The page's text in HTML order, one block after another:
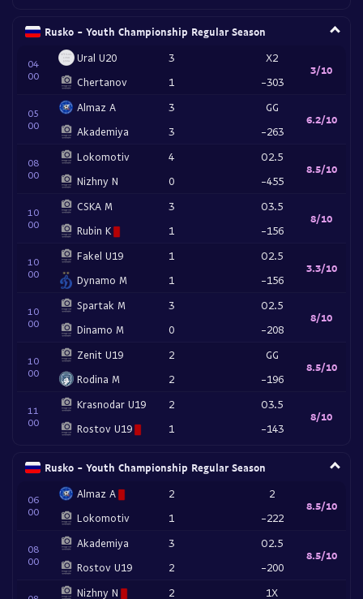
Rusko - Youth Championship Regular Season
04
00
Ural U20
Chertanov
3
1
X2
-303
3/10
05
00
Almaz A
Akademiya
3
3
GG
-263
6.2/10
08
00
Lokomotiv
Nizhny N
4
0
O2.5
-455
8.5/10
10
00
CSKA M
Rubin K
3
1
O3.5
-156
8/10
10
00
Fakel U19
Dynamo M
1
1
O2.5
-156
3.3/10
10
00
Spartak M
Dinamo M
3
0
O2.5
-208
8/10
10
00
Zenit U19
Rodina M
2
2
GG
-196
8.5/10
11
00
Krasnodar U19
Rostov U19
2
1
O3.5
-143
8/10
Rusko - Youth Championship Regular Season
06
00
Almaz A
Lokomotiv
2
1
2
-222
8.5/10
08
00
Akademiya
Rostov U19
3
2
O2.5
-200
8.5/10
Nizhny N 2
1X